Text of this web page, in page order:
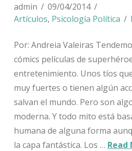
admin
09/04/2014
Artículos, Psicología Política
Por: Andreia Valeiras
cómics películas de
entretenimiento. Unos tíos
muy fuertes o tienen algún
salvan el mundo. Pero son
moderna. Y todo mito está
humana de alguna forma
la capa fantástica. Los … Read